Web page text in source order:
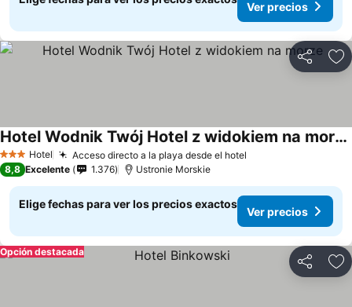
Ver precios
Compartir
3 Estrellas
Hotel Acceso directo a la playa desde el hotel
Hotel Wodnik Twój Hotel z widokiem na morze
Ver precios
8,8 Excelente 1.376 Ustronie Morskie
Elige fechas para ver los precios exactos
Ver precios
Compartir
Opción destacada